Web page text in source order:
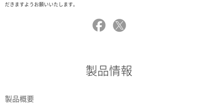
だきますようお願いいたします。
製品情報
製品概要